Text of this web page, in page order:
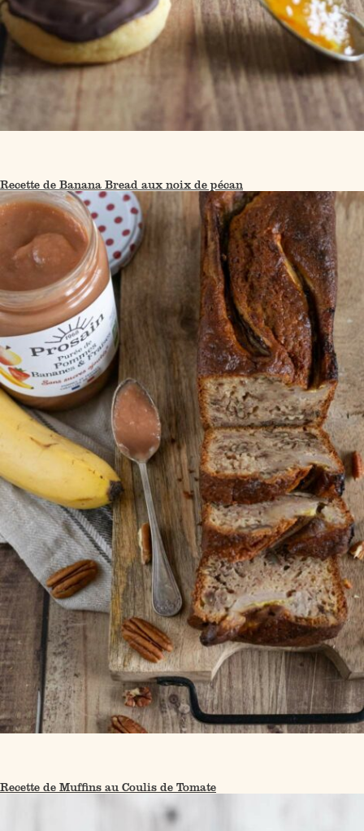
Recette de Banana Bread aux noix de pécan
Recette de Muffins au Coulis de Tomate